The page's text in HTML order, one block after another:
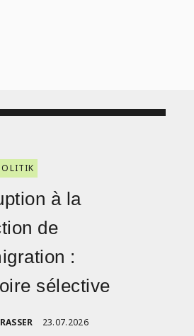
à la
de
:
sélective
23.07.2026